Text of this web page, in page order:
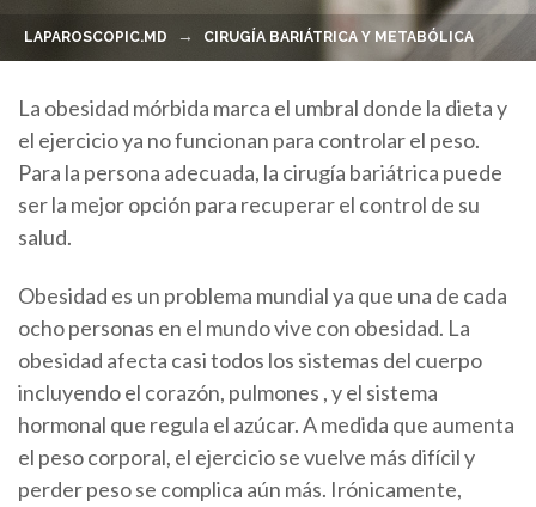
LAPAROSCOPIC.MD CIRUGÍA BARIÁTRICA Y METABÓLICA
La obesidad mórbida marca el umbral donde la dieta y
el ejercicio ya no funcionan para controlar el peso.
Para la persona adecuada, la cirugía bariátrica puede
ser la mejor opción para recuperar el control de su
salud.
Obesidad es un problema mundial ya que una de cada
ocho personas en el mundo vive con obesidad. La
obesidad afecta casi todos los sistemas del cuerpo
incluyendo el corazón, pulmones , y el sistema
hormonal que regula el azúcar.A medida que aumenta
el peso corporal, el ejercicio se vuelve más difícil y
perder peso se complica aún más. Irónicamente,